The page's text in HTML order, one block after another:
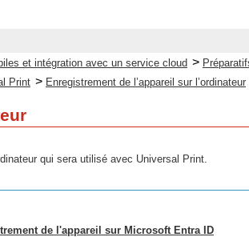
et intégration avec un service cloud >
Print > Enregistrement de l’appareil sur l’ordinateur
qui sera utilisé avec Universal Print.
de l'appareil sur Microsoft Entra ID